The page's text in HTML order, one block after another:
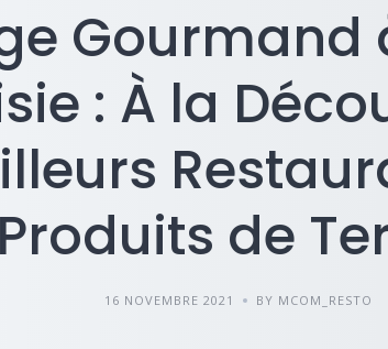
Gourmand
: À la
Produits de
16 NOVEMBRE 2021 BY MCOM_RESTO